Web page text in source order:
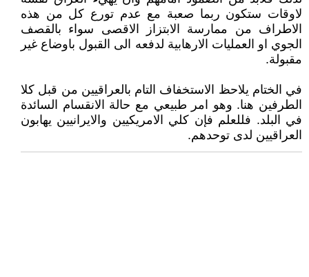
لاوقات ستكون ربما صعبة مع عدم تورع كل من هذه
الاطراف من ممارسة الابتزاز الاقصى سواء بالقصف
الجوي او العمليات الارهابية لدفعه الى القبول باوضاع غير
مقبولة.
في الختام يلاحظ الاستخفاف التام بالعراقيين من قبل كلا
الطرفين هنا. وهو امر طبيعي مع حالة الانقسام السائدة
في البلد. فللعلم فإن كلي الامريكيين والايرانيين يهابون
العراقيين لدى توحدهم.